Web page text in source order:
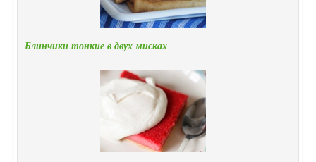
Блинчики тонкие в двух мисках